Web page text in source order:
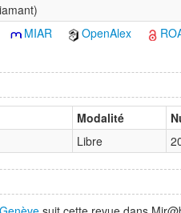
MIAR OpenAlex
Modalité
Libre